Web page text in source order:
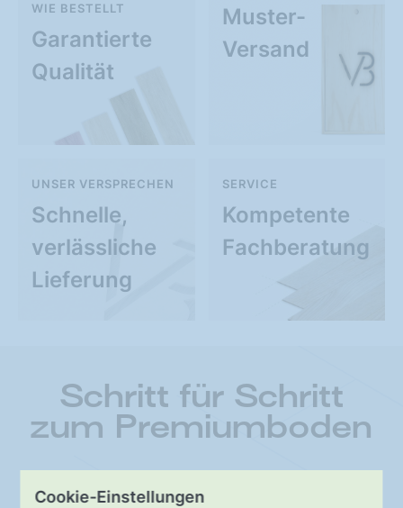
Cookie-Einstellungen
Garantierte
Qualität
WIE BESTELLT
Muster-
Versand
Schnelle,
verlässliche
Lieferung
UNSER VERSPRECHEN
Kompetente
Fachberatung
SERVICE
Schritt für Schritt
zum Premiumboden